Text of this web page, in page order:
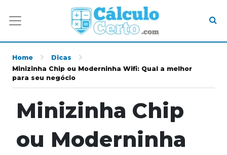
Home
Dicas
Minizinha Chip ou Moderninha Wifi: Qual a melhor
para seu negócio
Minizinha Chip
ou Moderninha